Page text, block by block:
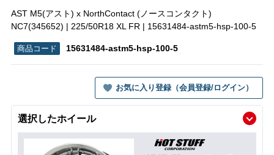
AST M5(アスト) x NorthContact (ノースコンタクト)
NC7(345652) | 225/50R18 XL FR | 15631484-astm5-hsp-100-5
15631484-astm5-hsp-100-5
お気に入り登録（会員登録/ログイン）
選択したホイール